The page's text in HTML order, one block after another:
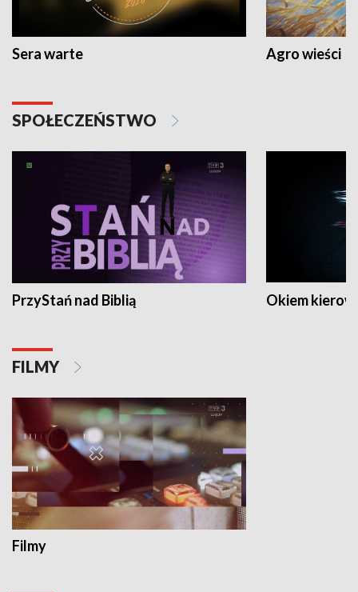
Sera warte Agro wieści
SPOŁECZEŃSTWO
PrzyStań nad Biblią Okiem
FILMY
Filmy